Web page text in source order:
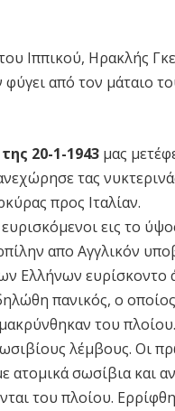
Ιππικού, Ηρακλής
από τον μάταιο
20-1-1943μας
τας
προς Ιταλίαν.
εις το
απο Αγγλικόν
Ελλήνων
πανικός, ο
του
λέμβους. Οι
ατομικά σωσίβια και
του πλοίου.